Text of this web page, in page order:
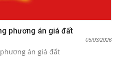
phương án giá đất
05/03/2026
án giá đất